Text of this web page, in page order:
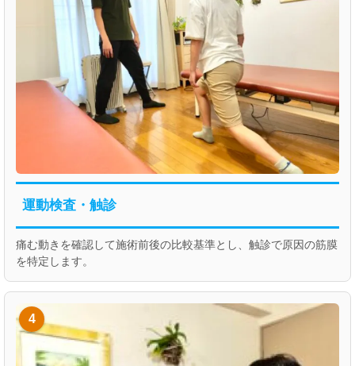
運動検査・触診
痛む動きを確認して施術前後の比較基準とし、触診で原因の筋膜
を特定します。
4